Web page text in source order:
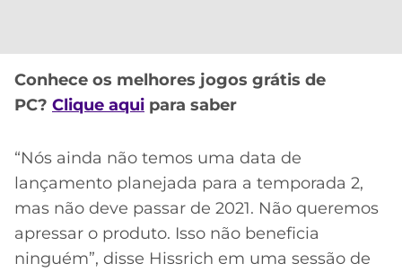
ATLÉTICO
MG
CRUZEIRO
Conhece os melhores jogos grátis de
PC? Clique aqui para saber
“Nós ainda não temos uma data de
lançamento planejada para a temporada 2,
mas não deve passar de 2021. Não queremos
apressar o produto. Isso não beneficia
ninguém”, disse Hissrich em uma sessão de